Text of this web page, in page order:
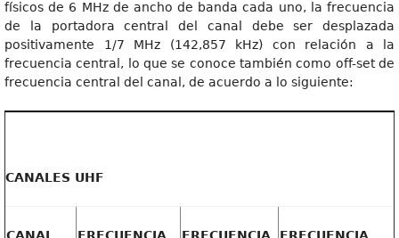
físicos de 6 MHz de ancho de banda cada uno, la frecuencia
de la portadora central del canal debe ser desplazada
positivamente 1/7 MHz (142,857 kHz) con relación a la
frecuencia central, lo que se conoce también como off-set de
frecuencia central del canal, de acuerdo a lo siguiente:
CANALES UHF